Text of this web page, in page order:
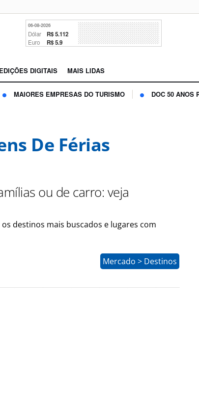
06-08-2026
Dólar R$ 5.112
Euro R$ 5.9
EDIÇÕES DIGITAIS MAIS LIDAS
MAIORES EMPRESAS DO TURISMO DOC 50 ANOS
De Férias
ou de carro: veja
destinos mais buscados e lugares com
Mercado > Destinos